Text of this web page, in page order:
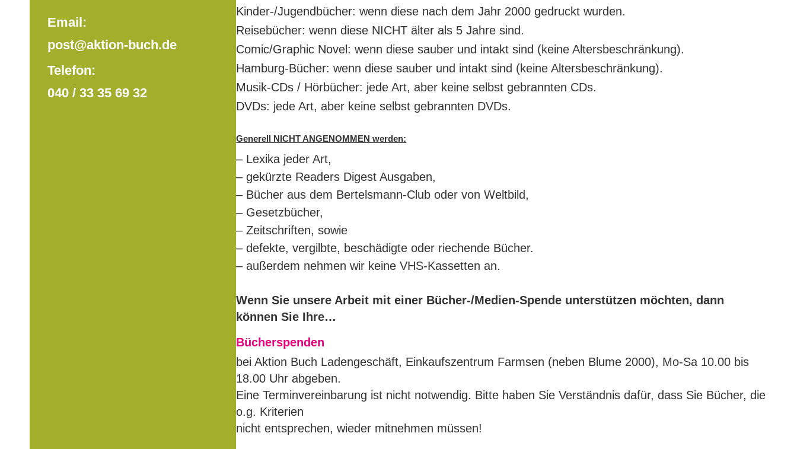
Email:
post@aktion-buch.de
Telefon:
040 / 33 35 69 32
Kinder-/Jugendbücher: wenn diese nach dem Jahr 2000 gedruckt wurden.
Reisebücher: wenn diese NICHT älter als 5 Jahre sind.
Comic/Graphic Novel: wenn diese sauber und intakt sind (keine Altersbeschränkung).
Hamburg-Bücher: wenn diese sauber und intakt sind (keine Altersbeschränkung).
Musik-CDs / Hörbücher: jede Art, aber keine selbst gebrannten CDs.
DVDs: jede Art, aber keine selbst gebrannten DVDs.
Generell NICHT ANGENOMMEN werden:
– Lexika jeder Art,
– gekürzte Readers Digest Ausgaben,
– Bücher aus dem Bertelsmann-Club oder von Weltbild,
– Gesetzbücher,
– Zeitschriften, sowie
– defekte, vergilbte, beschädigte oder riechende Bücher.
– außerdem nehmen wir keine VHS-Kassetten an.
Wenn Sie unsere Arbeit mit einer Bücher-/Medien-Spende unterstützen möchten, dann
können Sie Ihre…
Bücherspenden
bei Aktion Buch Ladengeschäft, Einkaufszentrum Farmsen (neben Blume 2000), Mo-Sa 10.00 bis
18.00 Uhr abgeben.
Eine Terminvereinbarung ist nicht notwendig. Bitte haben Sie Verständnis dafür, dass Sie Bücher, die
o.g. Kriterien
nicht entsprechen, wieder mitnehmen müssen!